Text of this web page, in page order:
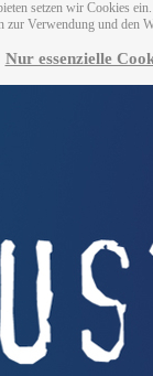
setzen wir Cookies
zur Verwendung und den
Nur essenzielle